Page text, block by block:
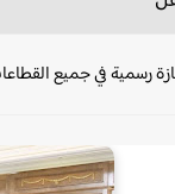
رسمية في جميع